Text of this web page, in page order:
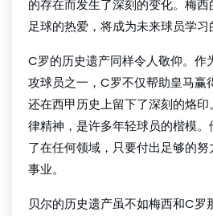
的存在而发生了深刻的变化。梅
足球的热爱，将成为未来球员学习
C罗的历史遗产同样令人敬仰。作
攻球员之一，C罗不仅帮助皇马赢
还在西甲历史上留下了深刻的烙
律精神，是许多年轻球员的楷模
了在任何领域，只要付出足够的
事业。
贝尔的历史遗产虽不如梅西和C罗